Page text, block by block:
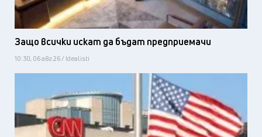
Защо всички искат да бъдат предприемачи
10:30, 06 авг 26 / Idealisti